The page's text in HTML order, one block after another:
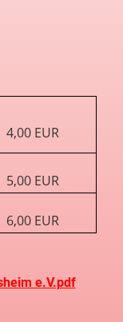
4,00 EUR
5,00 EUR
6,00 EUR
e.V.pdf